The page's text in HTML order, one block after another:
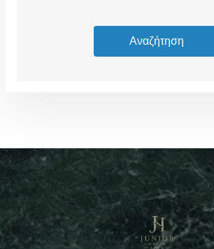
Αναζήτηση